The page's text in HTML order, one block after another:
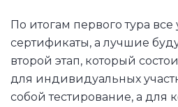
По итогам первого тура все
сертификаты, а лучшие
второй этап, который
для индивидуальных
собой тестирование, а для